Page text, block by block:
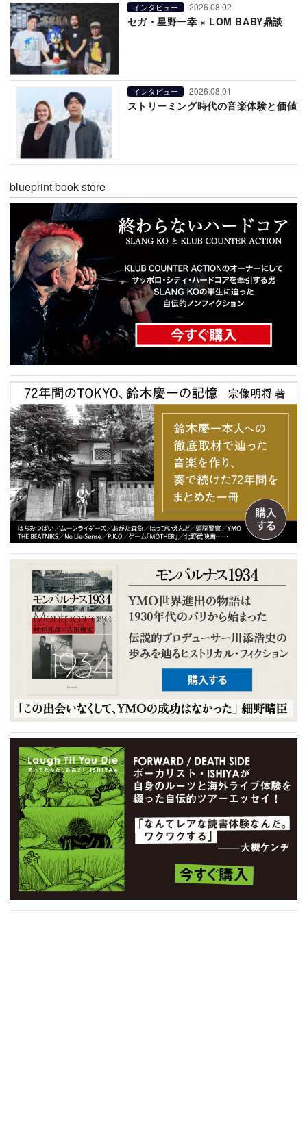
インタビュー 2026.08.02
セガ・星野一幸 × LOM BABY鼎談
インタビュー 2026.08.01
ストリーミング時代の音楽体験と価値
blueprint book store